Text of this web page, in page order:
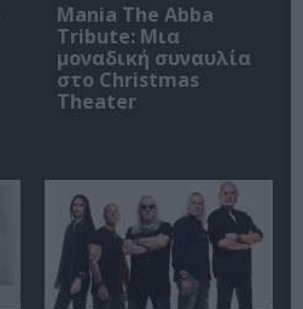
Mania The Abba
Tribute: Μια
μοναδική συναυλία
στο Christmas
Theater